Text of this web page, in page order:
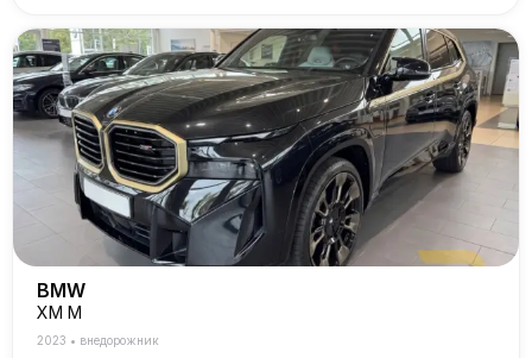
BMW
XM M
2023 • внедорожник